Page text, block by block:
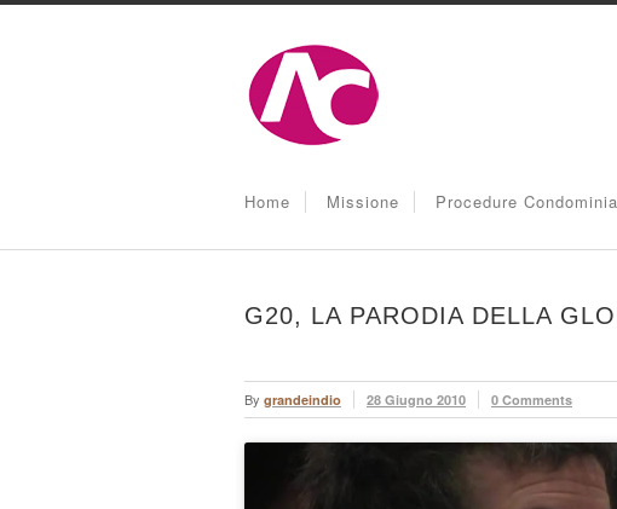
Home Missione Procedure
G20, LA PARODIA DELLA
By grandeindio 28 Giugno 2010 0 Comments